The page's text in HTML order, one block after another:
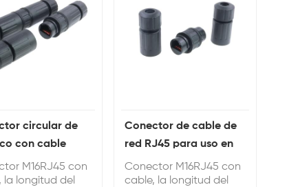
circular de
con cable
neta
M16RJ45 con
la longitud del
Conector de cable de
red RJ45 para uso en
exteriores
Conector M16RJ45 con
cable, la longitud del